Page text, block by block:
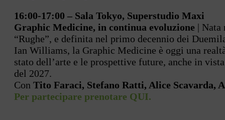
16:00-17:00 – Sala Tokyo, Superstudio Maxi
Graphic Medicine, in continua evoluzione | Nata
“Rughe”, e definita nel primo decennio dei
Ian Williams, la Graphic Medicine è oggi una
stato dell’arte e le prospettive future, anche in
del 2027.
Con Tito Faraci, Stefano Ratti, Alice Scavarda,
Per partecipare prenotare QUI.